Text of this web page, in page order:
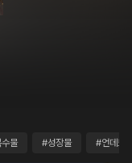
물 #성장물 #언데드